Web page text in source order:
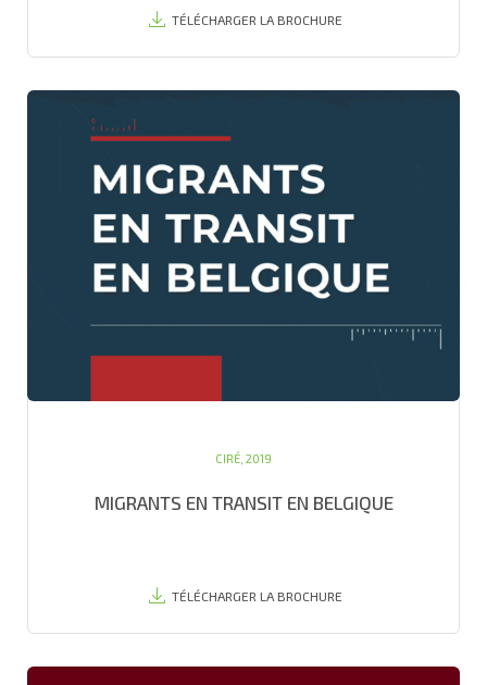
TÉLÉCHARGER LA BROCHURE
CIRÉ, 2019
MIGRANTS EN TRANSIT EN BELGIQUE
TÉLÉCHARGER LA BROCHURE